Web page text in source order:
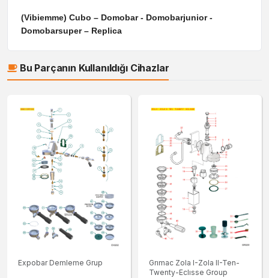
(Vibiemme) Cubo – Domobar - Domobarjunior -
Domobarsuper – Replica
Bu Parçanın Kullanıldığı Cihazlar
Expobar Demleme Grup
Grımac Zola I-Zola II-Ten-
Twenty-Eclısse Group